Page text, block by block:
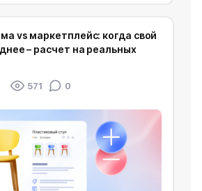
vs маркетплейс: когда свой
– расчет на реальных
571 0